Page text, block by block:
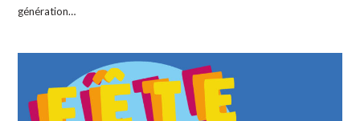
génération…